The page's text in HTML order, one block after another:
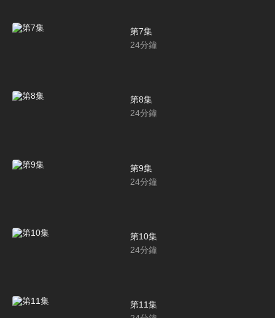
第7集
24分鐘
第8集
24分鐘
第9集
24分鐘
第10集
24分鐘
第11集